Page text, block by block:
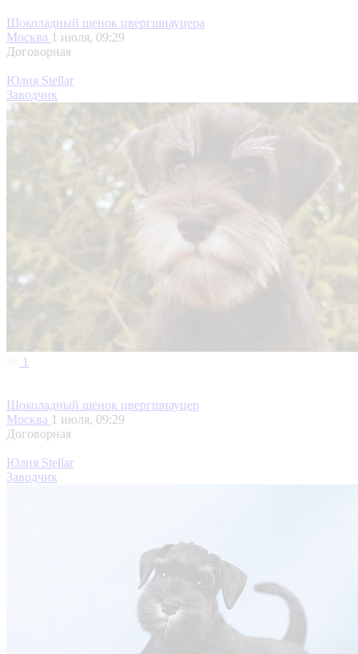
Шоколадный щенок цвергшнауцера
Москва 1 июля, 09:29
Договорная
Юлия Stellar
Заводчик
1
Шоколадный щенок цвергшнауцер
Москва 1 июля, 09:29
Договорная
Юлия Stellar
Заводчик